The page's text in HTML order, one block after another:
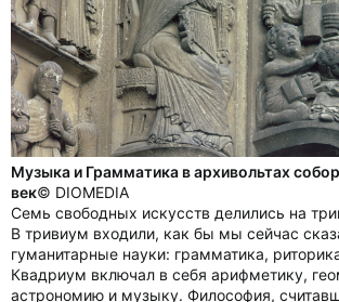
Музыка и Грамматика в архивольтах
век© DIOMEDIA
Семь свободных искусств делились на
В тривиум входили, как бы мы сейчас
гуманитарные науки: грамматика,
Квадриум включал в себя арифметику,
астрономию и музыку. Философия,